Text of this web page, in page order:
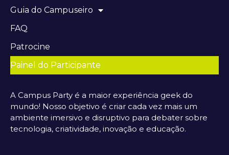
Guia do Campuseiro
FAQ
Patrocine
Painel do Participante
A Campus Party é a maior experiência geek do
mundo! Nosso objetivo é criar cada vez mais um
ambiente imersivo e disruptivo para debater sobre
tecnologia, criatividade, inovação e educação.